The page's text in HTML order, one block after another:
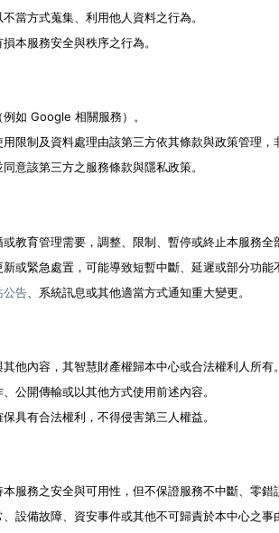
當方式蒐集、利用他人資料之行為。
本服務安全與秩序之行為。
如 Google 相關服務）。
限制及資料處理由該第三方依其條款與政策管理，
意該第三方之服務條款與隱私政策。
教育管理需要，調整、限制、暫停或終止本服務全
或緊急處置，可能導致短暫中斷、延遲或部分功能
公告 、系統訊息或其他適當方式通知重大變更。
他內容，其智慧財產權歸本中心或合法權利人所有。
公開傳輸或以其他方式使用前述內容。
具有合法權利，不得侵害第三人權益。
服務之安全與可用性，但不保證服務不中斷、零錯
設備故障、資安事件或其他不可歸責於本中心之事